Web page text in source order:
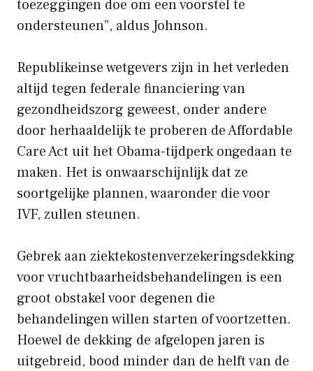
toezeggingen doe om een ​​voorstel te
ondersteunen”, aldus Johnson.
Republikeinse wetgevers zijn in het verleden
altijd tegen federale financiering van
gezondheidszorg geweest, onder andere
door herhaaldelijk te proberen de Affordable
Care Act uit het Obama-tijdperk ongedaan te
maken. Het is onwaarschijnlijk dat ze
soortgelijke plannen, waaronder die voor
IVF, zullen steunen.
Gebrek aan ziektekostenverzekeringsdekking
voor vruchtbaarheidsbehandelingen is een
groot obstakel voor degenen die
behandelingen willen starten of voortzetten.
Hoewel de dekking de afgelopen jaren is
uitgebreid, bood minder dan de helft van de